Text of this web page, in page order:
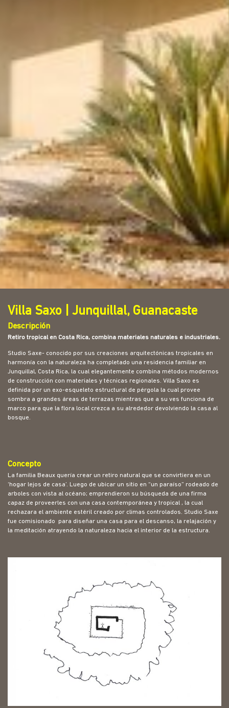
Villa Saxo | Junquillal, Guanacaste
Descripción
Retiro tropical en Costa Rica, combina materiales naturales e industriales.
Studio Saxe- conocido por sus creaciones arquitectónicas tropicales en
harmonía con la naturaleza ha completado una residencia familiar en
Junquillal, Costa Rica, la cual elegantemente combina métodos modernos
de construcción con materiales y técnicas regionales. Villa Saxo es
definida por un exo-esqueleto estructural de pérgola la cual provee
sombra a grandes áreas de terrazas mientras que a su ves funciona de
marco para que la flora local crezca a su alrededor devolviendo la casa al
bosque.
Concepto
La familia Beaux quería crear un retiro natural que se convirtiera en un
‘hogar lejos de casa’. Luego de ubicar un sitio en “un paraíso” rodeado de
arboles con vista al océano; emprendieron su búsqueda de una firma
capaz de proveerles con una casa contemporánea y tropical , la cual
rechazara el ambiente estéril creado por climas controlados. Studio Saxe
fue comisionado para diseñar una casa para el descanso, la relajación y
la meditación atrayendo la naturaleza hacia el interior de la estructura.